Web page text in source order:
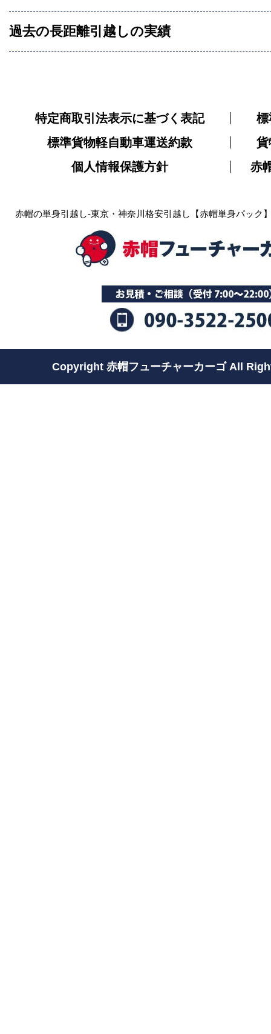
過去の長距離引越しの実績
特定商取引法表示に基づく表記
標
標準貨物軽自動車運送約款
貨
個人情報保護方針
赤
赤帽の単身引越し-東京・神奈川格安引越し【赤帽単身パック
Copyright 赤帽フューチャーカーゴ All